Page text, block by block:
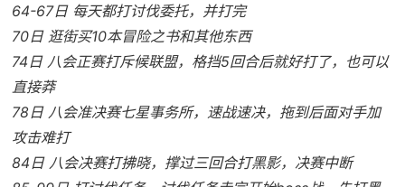
64-67日 每天都打讨伐委托，并打完
70日 逛街买10本冒险之书和其他东西
74日 八会正赛打斥候联盟，格挡5回合后就好打了，也可以
直接莽
78日 八会准决赛七星事务所，速战速决，拖到后面对手加
攻击难打
84日 八会决赛打拂晓，撑过三回合打黑影，决赛中断